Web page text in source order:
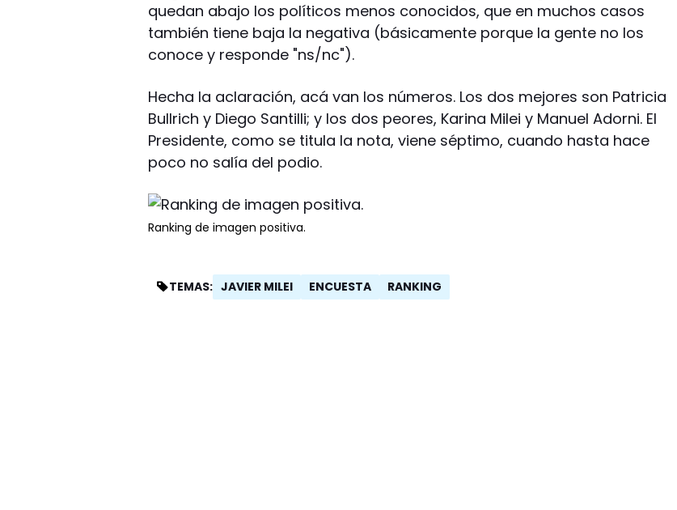
quedan abajo los políticos menos conocidos, que en muchos casos
también tiene baja la negativa (básicamente porque la gente no los
conoce y responde "ns/nc").
Hecha la aclaración, acá van los números. Los dos mejores son Patricia
Bullrich y Diego Santilli; y los dos peores, Karina Milei y Manuel Adorni. El
Presidente, como se titula la nota, viene séptimo, cuando hasta hace
poco no salía del podio.
Ranking de imagen positiva.
TEMAS: JAVIER MILEI ENCUESTA RANKING